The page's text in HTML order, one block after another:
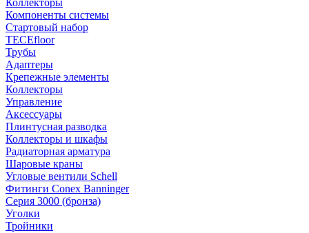
Коллекторы
Компоненты системы
Стартовый набор
TECEfloor
Трубы
Адаптеры
Крепежные элементы
Коллекторы
Управление
Аксессуары
Плинтусная разводка
Коллекторы и шкафы
Радиаторная арматура
Шаровые краны
Угловые вентили Schell
Фитинги Conex Banninger
Серия 3000 (бронза)
Уголки
Тройники